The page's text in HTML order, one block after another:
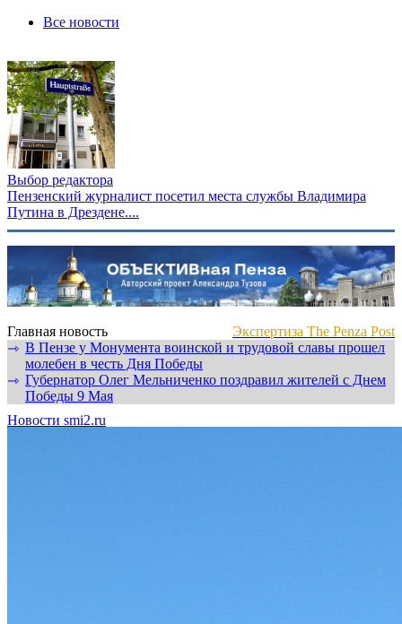
Все новости
Выбор редактора
Пензенский журналист посетил места службы Владимира
Путина в Дрездене....
Главная новость
Экспертиза The Penza Post
⇾ В Пензе у Монумента воинской и трудовой славы прошел
молебен в честь Дня Победы
⇾ Губернатор Олег Мельниченко поздравил жителей с Днем
Победы 9 Мая
Новости smi2.ru